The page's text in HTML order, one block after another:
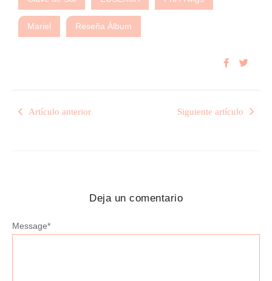
Mariel Reseña Álbum
Artículo anterior Siguiente artículo
Deja un comentario
Message*